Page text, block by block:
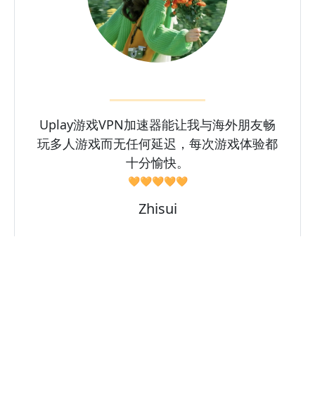
Uplay游戏VPN加速器能让我与海外朋友畅
玩多人游戏而无任何延迟，每次游戏体验都
十分愉快。
🧡🧡🧡🧡🧡
Zhisui